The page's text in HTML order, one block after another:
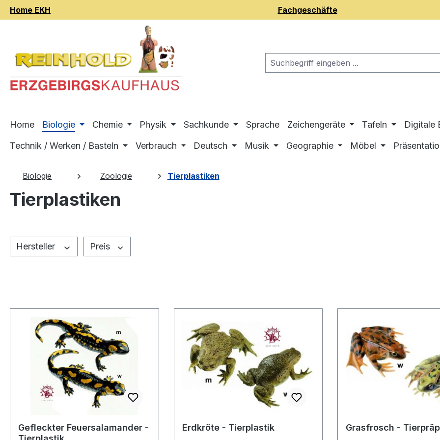
Hauptinhalt springen
Zur Suche springen
Zur Hauptnavigation springen
Home EKH Fachgeschäfte
Home Biologie Chemie Physik Sachkunde Sprache Zeichengeräte Tafeln Digitale
Technik / Werken / Basteln Verbrauch Deutsch Musik Geographie Möbel
Biologie Zoologie Tierplastiken
Tierplastiken
Hersteller Preis
Gefleckter Feuersalamander -
Erdkröte - Tierplastik Grasfrosch -